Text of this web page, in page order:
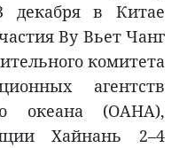
декабря в Китае
Ву Вьет Чанг
комитета
агентств
океана (OAНA),
Хайнань 2–4